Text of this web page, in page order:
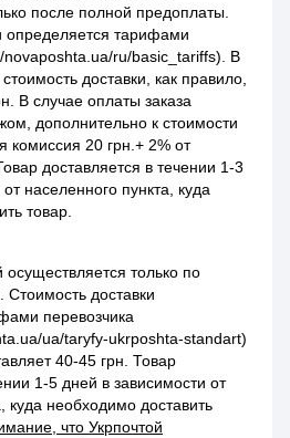
после полной предоплаты.
определяется тарифами
novaposhta.ua/ru/basic_tariffs). В
доставки, как правило,
В случае оплаты заказа
дополнительно к стоимости
комиссия 20 грн.+ 2% от
доставляется в течении 1-3
населенного пункта, куда
товар.
осуществляется только по
доставки
перевозчика
ua/taryfy-ukrposhta-standart)
40-45 грн. Товар
1-5 дней в зависимости от
куда необходимо доставить
что Укрпочтой